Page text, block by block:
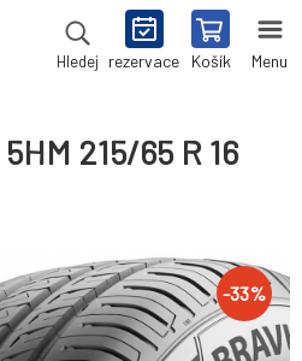
Hledej rezervace Košík Menu
215/65 R 16
-33%